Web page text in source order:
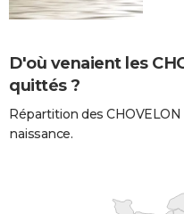
D'où venaient les
quittés ?
Répartition des
naissance.